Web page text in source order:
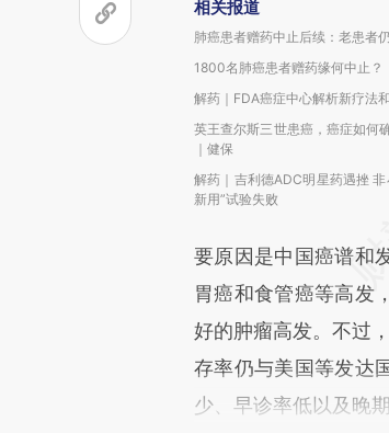
相关报道
肺癌患者赠药中止后续：老患者
1800名肺癌患者赠药缘何中止？
解药｜FDA癌症中心解析新疗法
英王查尔斯三世患癌，癌症如何
｜健保
解药｜吉利德ADC明星药遇挫
新用”试验失败
要原因是中国癌谱和
胃癌和食管癌等高发
好的肿瘤高发。不过
存率仍与美国等发达
少、早诊率低以及晚